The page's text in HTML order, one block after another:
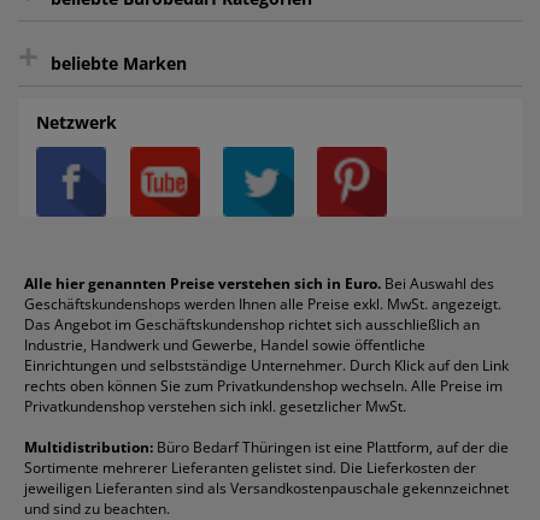
intelligentes Kundenkonto
FAQ
AGB
Datenschutz
Privatsphäre-Einstellungen
Über uns
Reklamation / Retouren
Vertrag widerrufen (Privatkunden)
Rabatte & Aktionen
Aktenvernichter
Batterien
Bleistifte
Blöcke
Boardmarker
Briefumschläge
Druckerpatronen
Etiketten
Fineliner
Folienschreiber
Formulare
Gelschreiber
Geschäftsbücher
Heftstreifen
Kaffee
Klebeband
Klemmmappen
Kopierpapier
Korrekturmittel
Kugelschreiber
Mappen
Ordner
Packband
Permanentmarker
Radiergummis
Schnellhefter
Sichthüllen
Taschenrechner
Textmarker
Tintenroller
Tintenpatronen
Toilettenpapier
Toner
Versandmaterial
Versandtaschen
+ beliebte Marken
Alco
Avery/Zweckform
Canon
Durable
DYMO
Edding
Esselte
Faber-Castell
Fellowes
Franken
Fripa
Leitz
Läufer
Melitta
Pentel
Pelikan
Pilot
Pritt
Schneider
Stabilo
Staedtler
Netzwerk
Alle hier genannten Preise verstehen sich in Euro. Bei Auswahl des
Geschäftskundenshops werden Ihnen alle Preise exkl. MwSt. angezeigt.
Das Angebot im Geschäftskundenshop richtet sich ausschließlich an
Industrie, Handwerk und Gewerbe, Handel sowie öffentliche
Einrichtungen und selbstständige Unternehmer. Durch Klick auf den Link
rechts oben können Sie zum Privatkundenshop wechseln. Alle Preise im
Privatkundenshop verstehen sich inkl. gesetzlicher MwSt.
Multidistribution: Büro Bedarf Thüringen ist eine Plattform, auf der die
Sortimente mehrerer Lieferanten gelistet sind. Die Lieferkosten der
jeweiligen Lieferanten sind als Versandkostenpauschale gekennzeichnet
und sind zu beachten.